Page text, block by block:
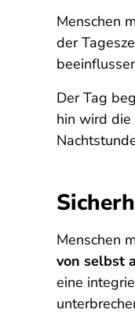
Menschen
der
Der Tag
hin wird
Menschen
von selbst
eine